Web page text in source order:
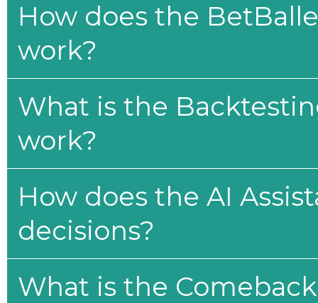
How does the
work?
What is the
work?
How does the AI
decisions?
What is the